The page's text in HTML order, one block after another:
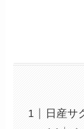
日産サ